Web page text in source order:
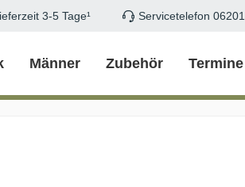
3-5 Tage¹ Servicetelefon
Männer Zubehör Termine